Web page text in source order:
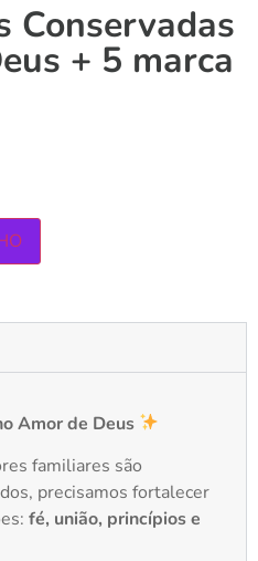
Conservadas
+ 5 marca
Amor de Deus
familiares são
precisamos fortalecer
fé, união, princípios e